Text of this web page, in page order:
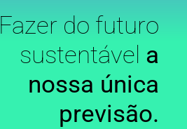
Fazer do futuro
sustentável a
nossa única
previsão.